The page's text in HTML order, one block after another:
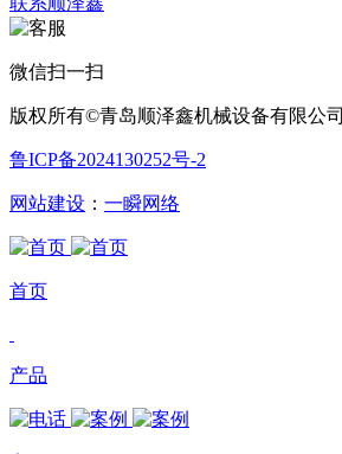
微信扫一扫
版权所有©青岛顺泽鑫机械设备有限公司
鲁ICP备2024130252号-2
网站建设 ： 一瞬网络
首页
产品